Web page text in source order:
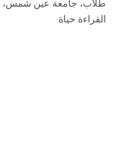
القراءة حياة